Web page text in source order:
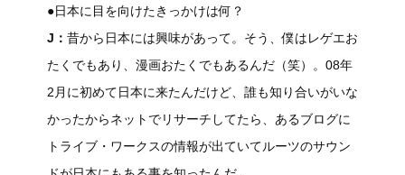
●日本に目を向けたきっかけは何？
J： 昔から日本には興味があって。そう、僕はレゲエお
たくでもあり、漫画おたくでもあるんだ（笑）。08年
2月に初めて日本に来たんだけど、誰も知り合いがいな
かったからネットでリサーチしてたら、あるブログに
トライブ・ワークスの情報が出ていてルーツのサウン